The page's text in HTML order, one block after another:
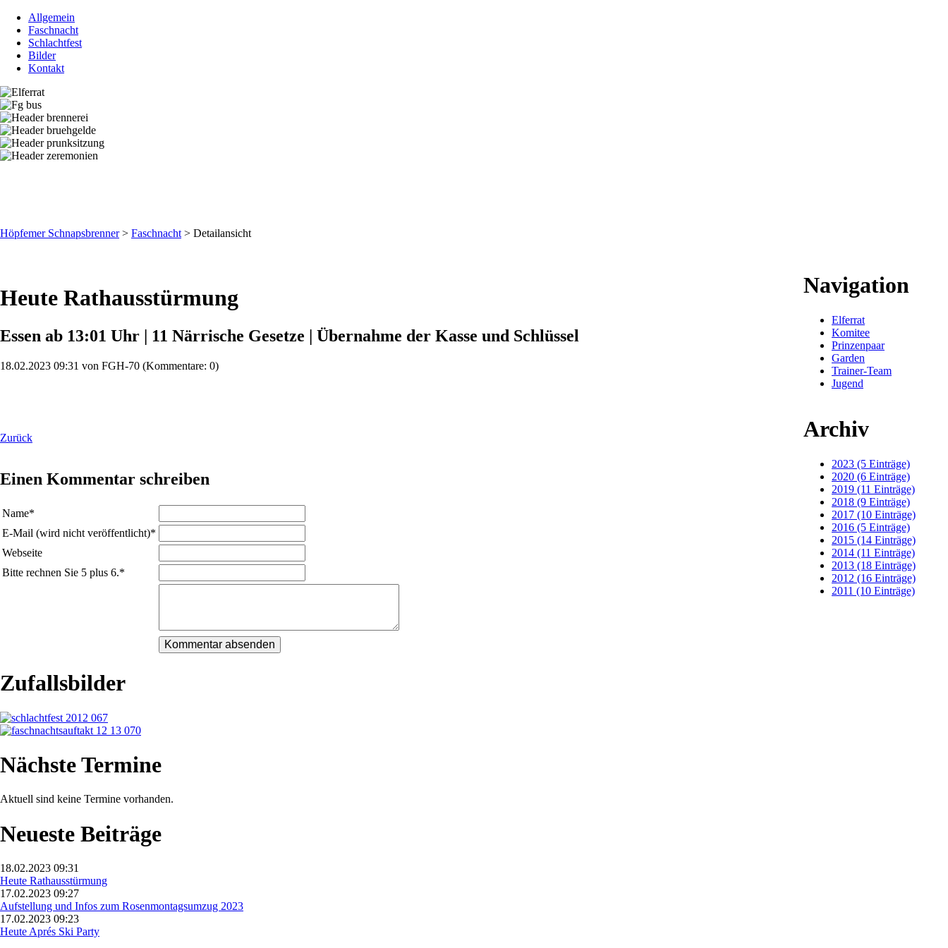
Allgemein
Faschnacht
Schlachtfest
Bilder
Kontakt
Höpfemer Schnapsbrenner> Faschnacht > Detailansicht
Navigation
Elferrat
Komitee
Prinzenpaar
Garden
Trainer-Team
Jugend
Archiv
2023 (5 Einträge)
2020 (6 Einträge)
2019 (11 Einträge)
2018 (9 Einträge)
2017 (10 Einträge)
2016 (5 Einträge)
2015 (14 Einträge)
2014 (11 Einträge)
2013 (18 Einträge)
2012 (16 Einträge)
2011 (10 Einträge)
Heute Rathausstürmung
Essen ab 13:01 Uhr | 11 Närrische Gesetze | Übernahme der Kasse und Schlüssel
18.02.2023 09:31 von FGH-70 (Kommentare: 0)
Zurück
Einen Kommentar schreiben
Name*
E-Mail (wird nicht veröffentlicht)*
Webseite
Bitte rechnen Sie 5 plus 6.*
Zufallsbilder
Nächste Termine
Aktuell sind keine Termine vorhanden.
Neueste Beiträge
18.02.2023 09:31
Heute Rathausstürmung
17.02.2023 09:27
Aufstellung und Infos zum Rosenmontagsumzug 2023
17.02.2023 09:23
Heute Aprés Ski Party